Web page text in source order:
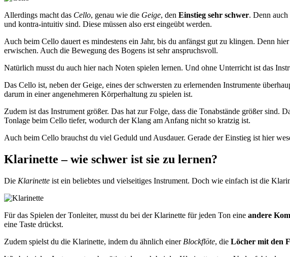
Allerdings macht das Cello, genau wie die Geige, den Einstieg sehr schwer. Denn
und kontra-intuitiv sind. Diese müssen also erst eingeübt werden.
Auch beim Cello dauert es mindestens ein Jahr, bis du anfängst gut zu klingen. Denn
erwischen. Auch die Bewegung des Bogens ist sehr anspruchsvoll.
Natürlich musst du auch hier nach Noten spielen lernen. Und ohne Unterricht ist das
Das Cello ist, neben der Geige, eines der schwersten zu erlernenden Instrumente
darum in einer angenehmeren Körperhaltung zu spielen ist.
Zudem ist das Instrument größer. Das hat zur Folge, dass die Tonabstände größer
Tonlage beim Cello tiefer, wodurch der Klang am Anfang nicht so kratzig ist.
Auch beim Cello brauchst du viel Geduld und Ausdauer. Gerade der Einstieg ist hier
Klarinette – wie schwer ist sie zu lernen?
Die Klarinette ist ein beliebtes und vielseitiges Instrument. Doch wie einfach ist die
Für das Spielen der Tonleiter, musst du bei der Klarinette für jeden Ton eine andere
eine Taste drückst.
Zudem spielst du die Klarinette, indem du ähnlich einer Blockflöte, die Löcher mit den